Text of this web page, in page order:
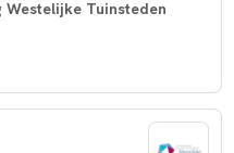
Tuinsteden